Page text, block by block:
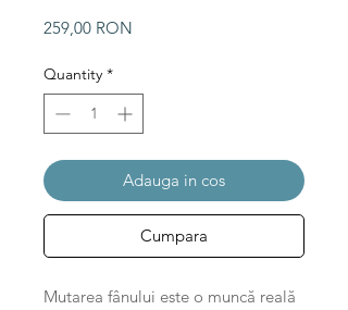
259,00 RON
Quantity *
Adauga in cos
Cumpara
Mutarea fânului este o muncă reală